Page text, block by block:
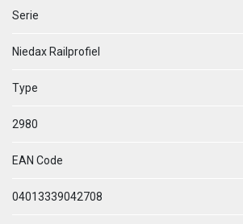
Serie
Niedax Railprofiel
Type
2980
EAN Code
04013339042708